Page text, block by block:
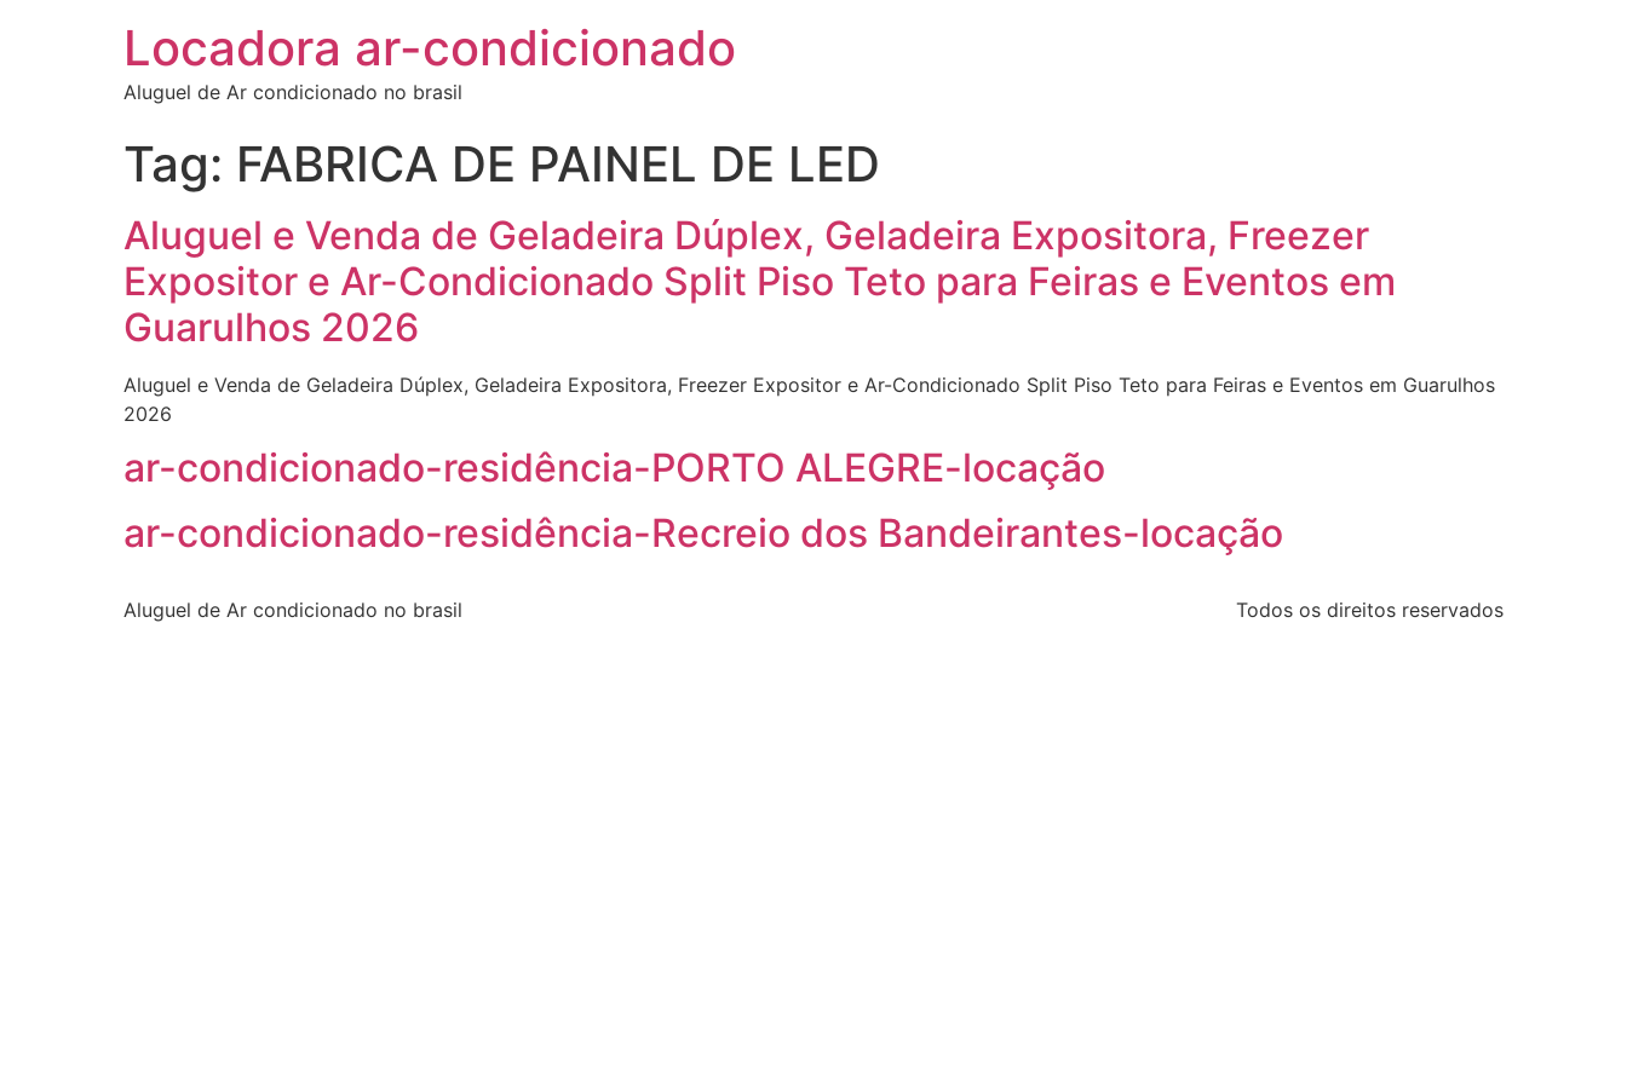
Locadora ar-condicionado
Aluguel de Ar condicionado no brasil
Tag: FABRICA DE PAINEL DE LED
Aluguel e Venda de Geladeira Dúplex, Geladeira Expositora, Freezer
Expositor e Ar-Condicionado Split Piso Teto para Feiras e Eventos em
Guarulhos 2026
Aluguel e Venda de Geladeira Dúplex, Geladeira Expositora, Freezer Expositor e Ar-Condicionado Split Piso Teto para Feiras e Eventos em Guarulhos
2026
ar-condicionado-residência-PORTO ALEGRE-locação
ar-condicionado-residência-Recreio dos Bandeirantes-locação
Aluguel de Ar condicionado no brasil Todos os direitos reservados